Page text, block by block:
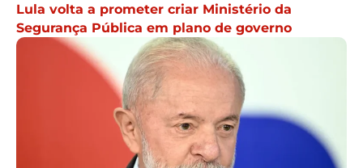
Lula volta a prometer criar Ministério da
Segurança Pública em plano de governo